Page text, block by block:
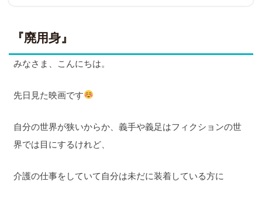
『廃用身』
みなさま、こんにちは。
先日見た映画です
自分の世界が狭いからか、義手や義足はフィクションの世
界では目にするけれど、
介護の仕事をしていて自分は未だに装着している方に